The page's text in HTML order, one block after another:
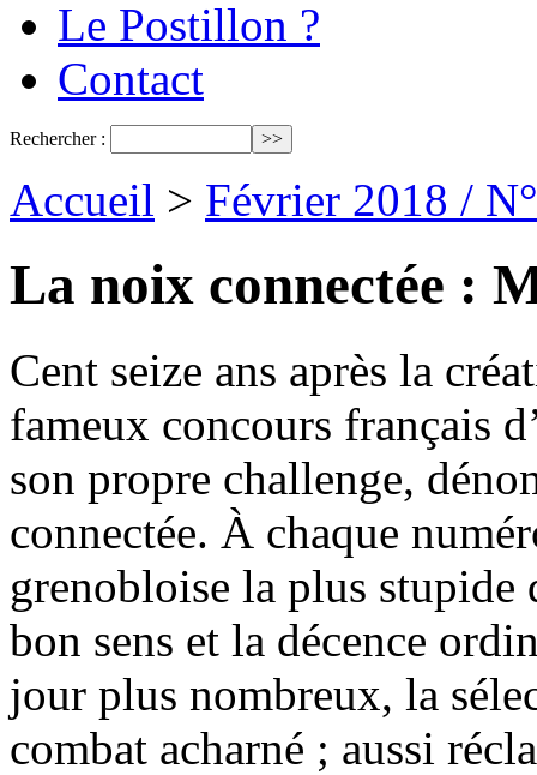
Le Postillon ?
Contact
Rechercher :
Accueil > Février 2018 /
La noix connectée :
Cent seize ans après la
fameux concours français
son propre challenge,
connectée. À chaque
grenobloise la plus
bon sens et la décence
jour plus nombreux, la
combat acharné ; aussi